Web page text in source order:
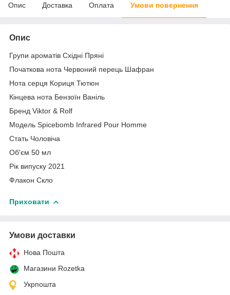
Опис Доставка Оплата Умови повернення
Опис
Групи ароматів Східні Пряні
Початкова нота Червоний перець Шафран
Нота серця Кориця Тютюн
Кінцева нота Бензоїн Ваніль
Бренд Viktor & Rolf
Модель Spicebomb Infrared Pour Homme
Стать Чоловіча
Об'єм 50 мл
Рік випуску 2021
Флакон Скло
Приховати
Умови доставки
Нова Пошта
Магазини Rozetka
Укрпошта